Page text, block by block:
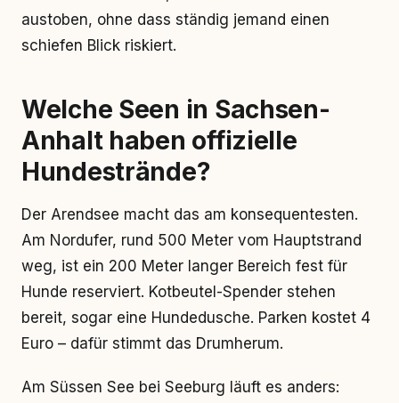
austoben, ohne dass ständig jemand einen
schiefen Blick riskiert.
Welche Seen in Sachsen-
Anhalt haben offizielle
Hundestrände?
Der Arendsee macht das am konsequentesten.
Am Nordufer, rund 500 Meter vom Hauptstrand
weg, ist ein 200 Meter langer Bereich fest für
Hunde reserviert. Kotbeutel-Spender stehen
bereit, sogar eine Hundedusche. Parken kostet 4
Euro – dafür stimmt das Drumherum.
Am Süssen See bei Seeburg läuft es anders: